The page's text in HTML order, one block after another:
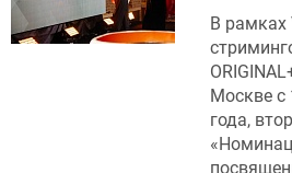
В рамках
Москве с
года,